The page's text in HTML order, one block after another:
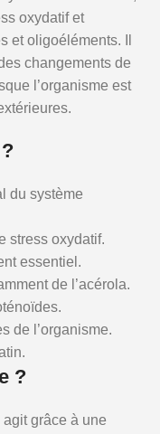
oxydatif et
et oligoéléments. Il
changements de
l’organisme est
du système
stress oxydatif.
essentiel.
de l’acérola.
de l’organisme.
?
grâce à une